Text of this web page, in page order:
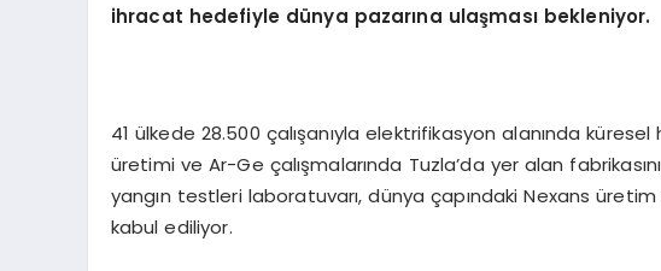
ihracat hedefiyle dünya pazarına ulaşması bekleniyor.
41 ülkede 28.500 çalışanıyla elektrifikasyon alanında
üretimi ve Ar-Ge çalışmalarında Tuzla’da yer alan
yangın testleri laboratuvarı, dünya çapındaki Nexans
kabul ediliyor.